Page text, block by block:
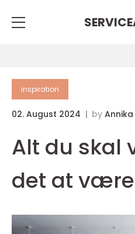
inspiration
02. August 2024 by
Alt du skal
det at